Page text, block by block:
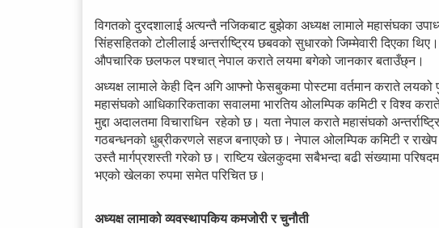
विगतको दुरदशालाई अत्यन्तै नजिकबाट बुझेका अध्यक्ष लामाले महासंघका
सिंहसहितको टोलीलाई अन्तर्राष्ट्रिय छबवको सुधारको जिम्मेवारी दिएका
औपचारिक छलफल पश्चात् नेपाल कराते लयमा बगेको जानकार बताउँछ्न।
अध्यक्ष लामाले केही दिन अगि आफ्नो फेसबुकमा पोस्टमा वर्तमान कराते लयको
महासंघको आधिकारिकताका सवालमा भारतिय ओलम्पिक कमिटी र विश्व
मुद्दा अदालतमा विचाराधिन रहेको छ। यता नेपाल कराते महासंघको
गठबन्धनको धुब्रीकरणले सहज बनाएको छ। नेपाल ओलम्पिक कमिटी र राखेप
उस्तै मार्गप्रशस्ती गरेको छ। राष्टिय खेलकुदमा सबैभन्दा बढी संख्यामा
भएको खेलका रुपमा समेत परिचित छ।
अध्यक्ष लामाको व्यवस्थापकिय कमजोरी र चुनौती